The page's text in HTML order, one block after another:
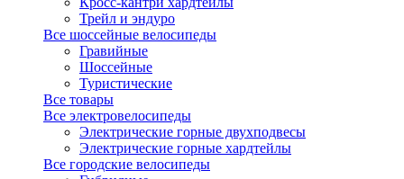
Трейл и эндуро
Все шоссейные велосипеды
Гравийные
Шоссейные
Туристические
Все товары
Все электровелосипеды
Электрические горные двухподвесы
Электрические горные хардтейлы
Все городские велосипеды